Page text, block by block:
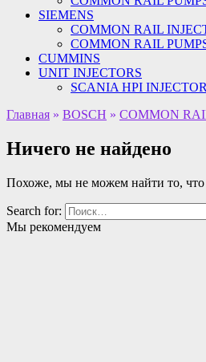
SIEMENS
COMMON RAIL
COMMON RAIL
CUMMINS
UNIT INJECTORS
SCANIA HPI
Главная » BOSCH » COMMON
Ничего не найдено
Похоже, мы не можем найти то,
Search for:
Мы рекомендуем